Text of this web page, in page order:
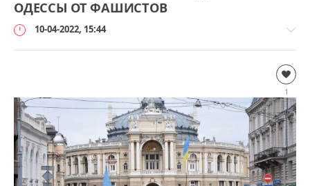
ОДЕССЫ ОТ ФАШИСТОВ
10-04-2022, 15:44
99
1